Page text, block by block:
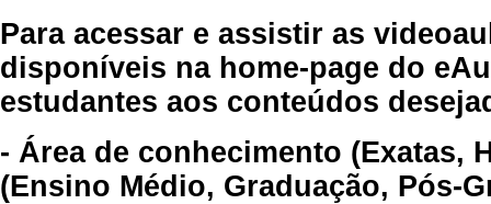
Para acessar e assistir as
disponíveis na home-page do
estudantes aos conteúdos
- Área de conhecimento (Exatas,
(Ensino Médio, Graduação, Pós-